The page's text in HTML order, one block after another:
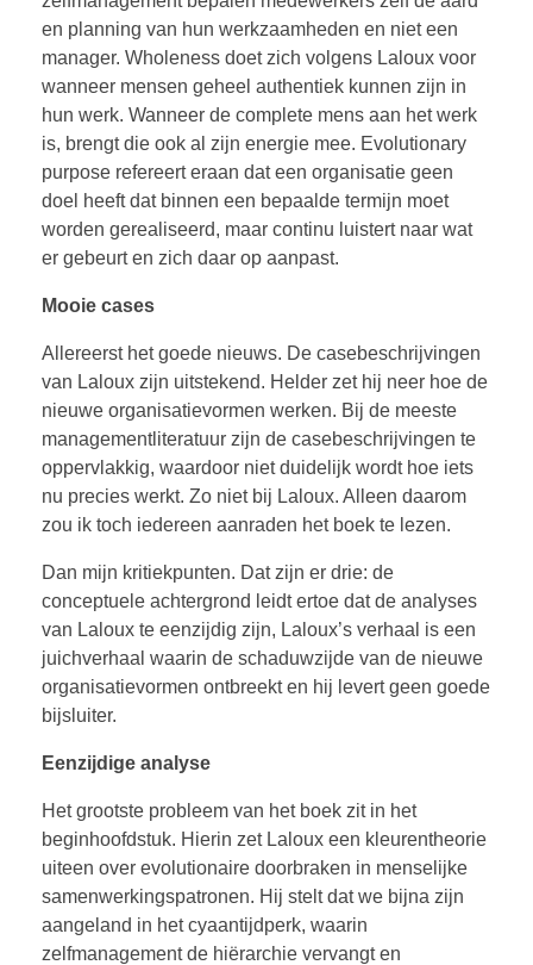
en planning van hun werkzaamheden en niet een
manager. Wholeness doet zich volgens Laloux voor
wanneer mensen geheel authentiek kunnen zijn in
hun werk. Wanneer de complete mens aan het werk
is, brengt die ook al zijn energie mee. Evolutionary
purpose refereert eraan dat een organisatie geen
doel heeft dat binnen een bepaalde termijn moet
worden gerealiseerd, maar continu luistert naar wat
er gebeurt en zich daar op aanpast.
Mooie cases
Allereerst het goede nieuws. De casebeschrijvingen
van Laloux zijn uitstekend. Helder zet hij neer hoe de
nieuwe organisatievormen werken. Bij de meeste
managementliteratuur zijn de casebeschrijvingen te
oppervlakkig, waardoor niet duidelijk wordt hoe iets
nu precies werkt. Zo niet bij Laloux. Alleen daarom
zou ik toch iedereen aanraden het boek te lezen.
Dan mijn kritiekpunten. Dat zijn er drie: de
conceptuele achtergrond leidt ertoe dat de analyses
van Laloux te eenzijdig zijn, Laloux’s verhaal is een
juichverhaal waarin de schaduwzijde van de nieuwe
organisatievormen ontbreekt en hij levert geen goede
bijsluiter.
Eenzijdige analyse
Het grootste probleem van het boek zit in het
beginhoofdstuk. Hierin zet Laloux een kleurentheorie
uiteen over evolutionaire doorbraken in menselijke
samenwerkingspatronen. Hij stelt dat we bijna zijn
aangeland in het cyaantijdperk, waarin
zelfmanagement de hiërarchie vervangt en